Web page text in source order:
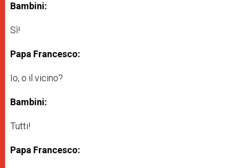
Bambini:
Sì!
Papa Francesco:
Io, o il vicino?
Bambini:
Tutti!
Papa Francesco: